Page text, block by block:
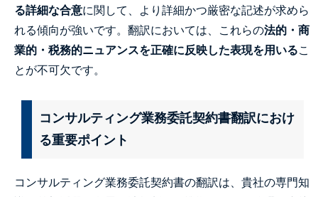
る詳細な合意に関して、より詳細かつ厳密な記述が求めら
れる傾向が強いです。翻訳においては、これらの法的・商
業的・税務的ニュアンスを正確に反映した表現を用いるこ
とが不可欠です。
コンサルティング業務委託契約書翻訳におけ
る重要ポイント
コンサルティング業務委託契約書の翻訳は、貴社の専門知